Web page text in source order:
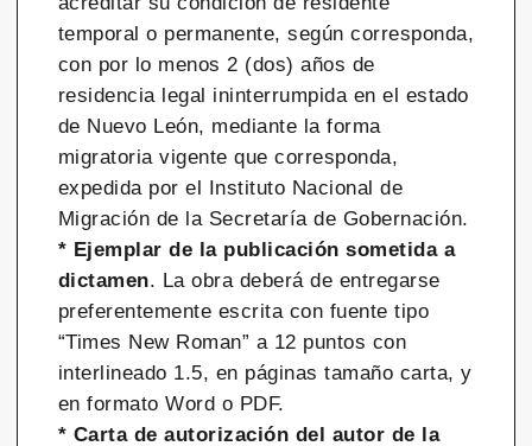
temporal o permanente, según corresponda,
con por lo menos 2 (dos) años de
residencia legal ininterrumpida en el estado
de Nuevo León, mediante la forma
migratoria vigente que corresponda,
expedida por el Instituto Nacional de
Migración de la Secretaría de Gobernación.
* Ejemplar de la publicación sometida a
dictamen. La obra deberá de entregarse
preferentemente escrita con fuente tipo
“Times New Roman” a 12 puntos con
interlineado 1.5, en páginas tamaño carta, y
en formato Word o PDF.
* Carta de autorización del autor de la